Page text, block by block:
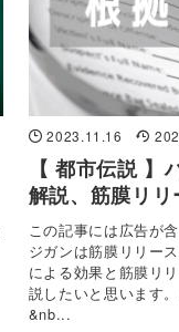
2023.11.16
【 都市伝説
解説、筋膜リリ
この記事には広告が
ジガンは筋膜リリー
による効果と筋膜リ
説したいと思います
&nb...